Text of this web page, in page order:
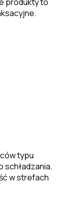
typu
schładzania.
w strefach